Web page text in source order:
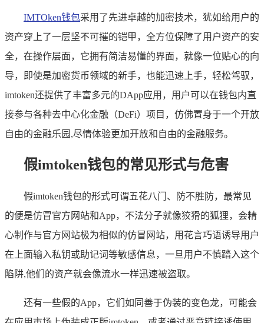
IMTOken钱包采用了先进卓越的加密技术，犹如给用户的
资产穿上了一层坚不可摧的铠甲，全方位保障了用户资产的安
全，在操作层面，它拥有简洁易懂的界面，就像一位贴心的向
导，即使是加密货币领域的新手，也能迅速上手，轻松驾驭，
imtoken还提供了丰富多元的DApp应用，用户可以在钱包内直
接参与各种去中心化金融（DeFi）项目，仿佛置身于一个开放
自由的金融乐园,尽情体验更加开放和自由的金融服务。
假imtoken钱包的常见形式与危害
假imtoken钱包的形式可谓五花八门、防不胜防，最常见
的便是仿冒官方网站和App，不法分子就像狡猾的狐狸，会精
心制作与官方网站极为相似的仿冒网站，用花言巧语诱导用户
在上面输入私钥或助记词等敏感信息，一旦用户不慎踏入这个
陷阱,他们的资产就会像流水一样迅速被盗取。
还有一些假的App，它们如同善于伪装的变色龙，可能会